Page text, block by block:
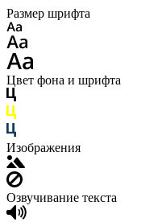
Размер шрифта
Цвет фона и шрифта
Изображения
Озвучивание текста